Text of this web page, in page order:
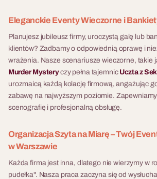
Eleganckie Eventy Wieczorne i
Planujesz jubileusz firmy, uroczystą galę lub
klientów? Zadbamy o odpowiednią oprawę i
wrażenia. Nasze scenariusze wieczorne, takie
Murder Mysteryczy pełna tajemnic Uczta z
urozmaicą każdą kolację firmową, angażując
zabawę na najwyższym poziomie.
scenografię i profesjonalną obsługę.
Organizacja Szyta na Miarę – Twój
w Warszawie
Każda firma jest inna, dlatego nie wierzymy w
pudełka". Nasza praca zaczyna się od